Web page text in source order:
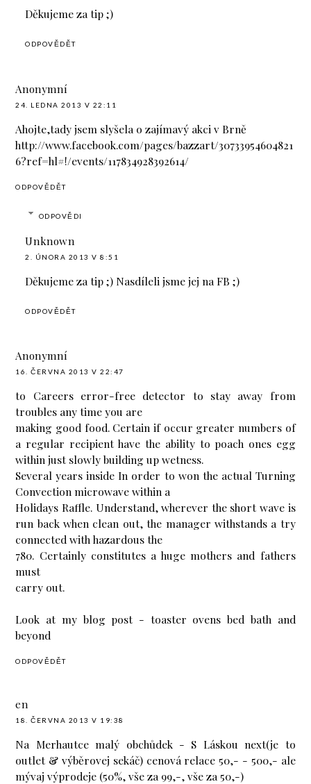
Děkujeme za tip ;)
ODPOVĚDĚT
Anonymní
24. LEDNA 2013 V 22:11
Ahojte,tady jsem slyšela o zajímavý akci v Brně
http://www.facebook.com/pages/bazzart/30733954604821
6?ref=hl#!/events/117834928392614/
ODPOVĚDĚT
ODPOVĚDI
Unknown
2. ÚNORA 2013 V 8:51
Děkujeme za tip ;) Nasdíleli jsme jej na FB ;)
ODPOVĚDĚT
Anonymní
16. ČERVNA 2013 V 22:47
to Careers error-free detector to stay away from
troubles any time you are
making good food. Certain if occur greater numbers of
a regular recipient have the ability to poach ones egg
within just slowly building up wetness.
Several years inside In order to won the actual Turning
Convection microwave within a
Holidays Raffle. Understand, wherever the short wave is
run back when clean out, the manager withstands a try
connected with hazardous the
780. Certainly constitutes a huge mothers and fathers
must
carry out.
Look at my blog post - toaster ovens bed bath and
beyond
ODPOVĚDĚT
en
18. ČERVNA 2013 V 19:38
Na Merhautce malý obchůdek - S Láskou next(je to
outlet & výběrovej sekáč) cenová relace 50,- - 500,- ale
mývaj výprodeje (50%, vše za 99,-, vše za 50,-)